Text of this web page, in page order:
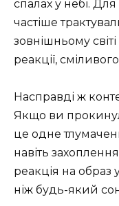
спалах у небі.
частіше
зовнішньому
реакції,
Насправді ж
Якщо ви
це одне
навіть
реакція на образ
ніж будь-який